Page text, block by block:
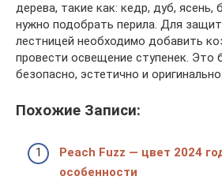
дерева, такие как: кедр, дуб, ясень,
нужно подобрать перила. Для
лестницей необходимо добавить
провести освещение ступенек. Это
безопасно, эстетично и оригинально.
Похожие Записи:
Peach Fuzz — цвет 2024
особенности